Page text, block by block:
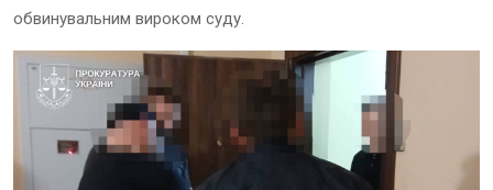
обвинувальним вироком суду.